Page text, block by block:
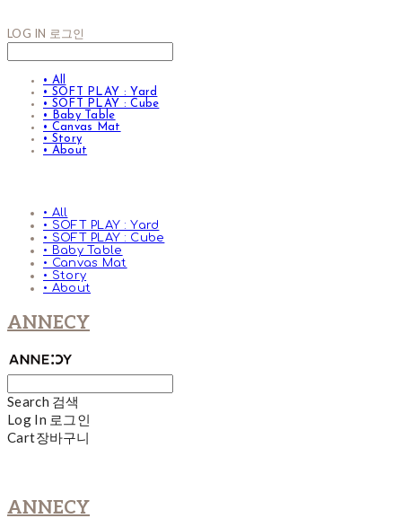
LOG IN 로그인
• All
• SOFT PLAY : Yard
• SOFT PLAY : Cube
• Baby Table
• Canvas Mat
• Story
• About
• All
• SOFT PLAY : Yard
• SOFT PLAY : Cube
• Baby Table
• Canvas Mat
• Story
• About
ANNECY
Search 검색
Log In 로그인
Cart장바구니
ANNECY